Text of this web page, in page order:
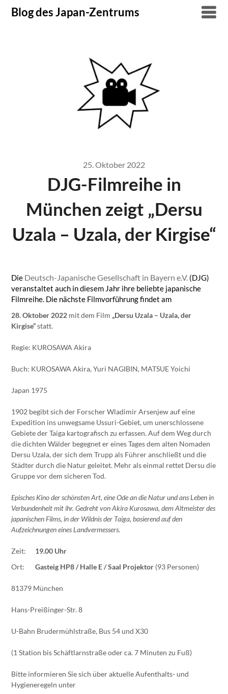
SkipBlog des Japan-Zentrums
25. Oktober 2022
DJG-Filmreihe in
München zeigt „Dersu
Uzala – Uzala, der Kirgise“
Die Deutsch-Japanische Gesellschaft in Bayern e.V. (DJG)
veranstaltet auch in diesem Jahr ihre beliebte japanische
Filmreihe. Die nächste Filmvorführung findet am
28. Oktober 2022 mit dem Film „Dersu Uzala – Uzala, der
Kirgise“statt.
Regie: KUROSAWA Akira
Buch: KUROSAWA Akira, Yuri NAGIBIN, MATSUE Yoichi
Japan 1975
1902 begibt sich der Forscher Wladimir Arsenjew auf eine
Expedition ins unwegsame Ussuri-Gebiet, um unerschlossene
Gebiete der Taiga kartografisch zu erfassen. Auf dem Weg durch
die dichten Wälder begegnet er eines Tages dem alten Nomaden
Dersu Uzala, der sich dem Trupp als Führer anschließt und die
Städter durch die Natur geleitet. Mehr als einmal rettet Dersu die
Gruppe vor dem sicheren Tod.
Episches Kino der schönsten Art, eine Ode an die Natur und ans Leben in
Verbundenheit mit ihr. Gedreht von Akira Kurosawa, dem Altmeister des
japanischen Films, in der Wildnis der Taiga, basierend auf den
Aufzeichnungen eines Landvermessers.
Zeit: 19.00 Uhr
Ort:Gasteig HP8 / Halle E / Saal Projektor (93 Personen)
81379 München
Hans-Preißinger-Str. 8
U-Bahn Brudermühlstraße, Bus 54 und X30
(1 Station bis Schäftlarnstraße oder ca. 7 Minuten zu Fuß)
Bitte informieren Sie sich über aktuelle Aufenthalts- und
Hygieneregeln unter